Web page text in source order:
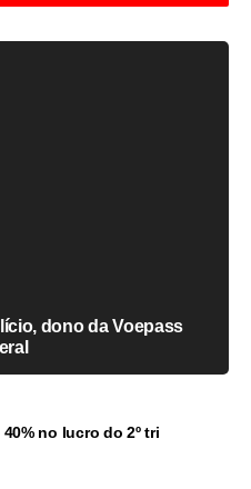
dono da Voepass
no lucro do 2º tri